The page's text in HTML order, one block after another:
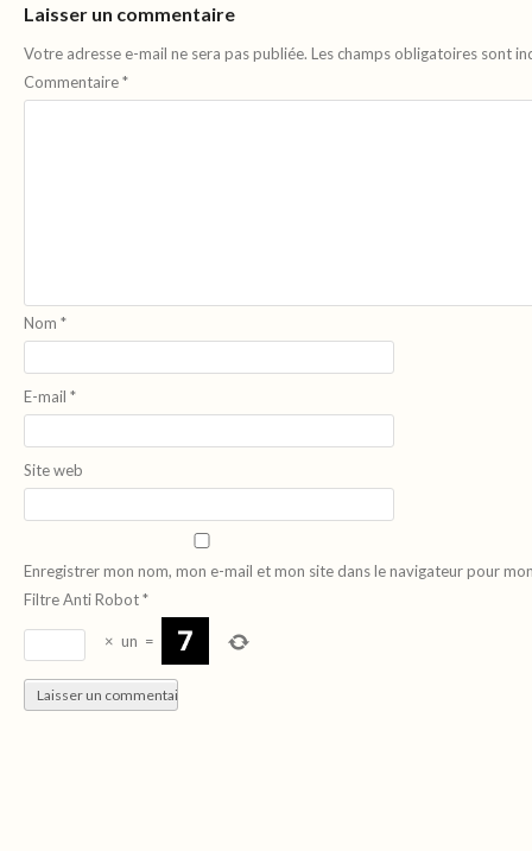
Laisser un commentaire
Votre adresse e-mail ne sera pas publiée. Les champs obligatoires sont
Commentaire*
Nom *
E-mail *
Site web
Enregistrer mon nom, mon e-mail et mon site dans le navigateur pour
Filtre Anti Robot*
× un =